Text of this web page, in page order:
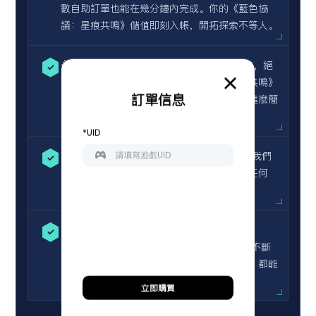
訂單信息
*UID
立即購買
數自助訂單也能在幾分鐘內完成。你的《藍色協
議：星痕共鳴》儲值即刻入帳，開拓探索不等人。
✓ 永不封號
— 我們採用 100% 安全的儲值渠道，絕
無黑卡或非法代充。你的《藍色協議：星痕共鳴》
帳號永遠不必擔心封號風險，安心課金就是這麼簡
✓ 24/7 全天候在線客服— 凌晨 3 點有問題？我們
的團隊全天候在線，隨時協助您處理訂單或任何
✓
MasterCard、數位錢包、簽帳金融卡以及不斷
增加的在地支付管道。無論你習慣哪種方式，都能
輕鬆完成《藍色協議：星痕共鳴》儲值。